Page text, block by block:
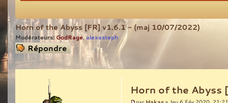
Horn of the Abyss [FR] v1.6.1 - (maj 10/07/2022)
Modérateurs: GodRage,alexasteph
Répondre
Horn of the